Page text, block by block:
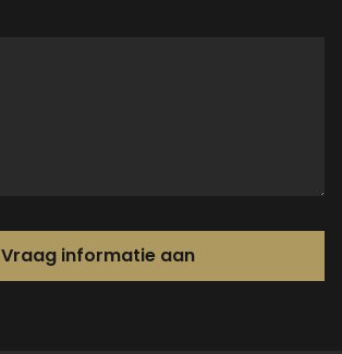
Vraag informatie aan